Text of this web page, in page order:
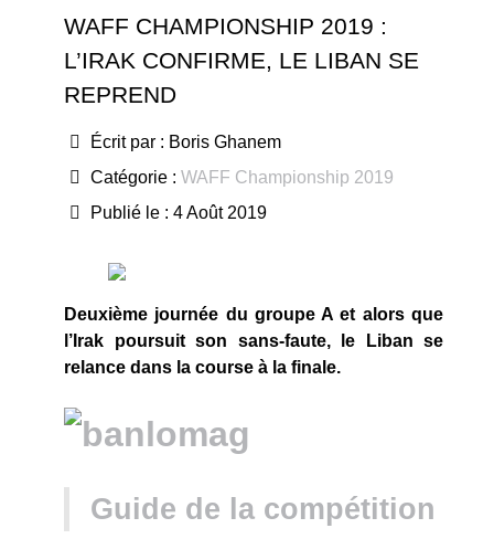
WAFF CHAMPIONSHIP 2019 :
L’IRAK CONFIRME, LE LIBAN SE
REPREND
Écrit par : Boris Ghanem
Catégorie : WAFF Championship 2019
Publié le : 4 Août 2019
Deuxième journée du groupe A et alors que
l’Irak poursuit son sans-faute, le Liban se
relance dans la course à la finale.
Guide de la compétition